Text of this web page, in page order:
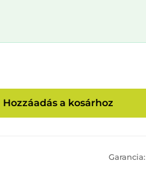
Hozzáadás a kosárhoz
Garancia: